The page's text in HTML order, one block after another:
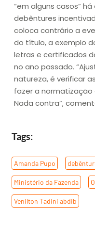
“em alguns casos”
debêntures
coloca contrário a
do título, a exemplo
letras e certificados
no ano passado.
natureza, é verificar
fazer a
Nada contra”,
Tags:
Amanda Pupo
Ministério da Fazenda
Venilton Tadini abdib